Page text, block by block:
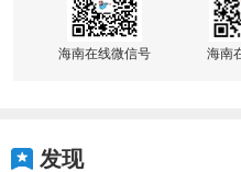
海南在线微信号 海南
发现